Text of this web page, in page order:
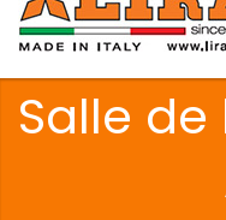
Salle de